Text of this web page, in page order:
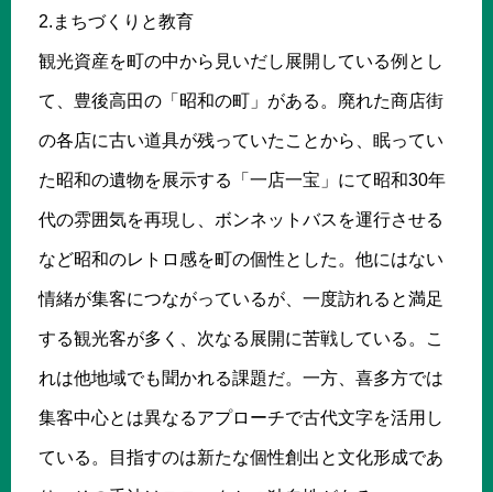
2.まちづくりと教育
観光資産を町の中から見いだし展開している例とし
て、豊後高田の「昭和の町」がある。廃れた商店街
の各店に古い道具が残っていたことから、眠ってい
た昭和の遺物を展示する「一店一宝」にて昭和30年
代の雰囲気を再現し、ボンネットバスを運行させる
など昭和のレトロ感を町の個性とした。他にはない
情緒が集客につながっているが、一度訪れると満足
する観光客が多く、次なる展開に苦戦している。こ
れは他地域でも聞かれる課題だ。一方、喜多方では
集客中心とは異なるアプローチで古代文字を活用し
ている。目指すのは新たな個性創出と文化形成であ